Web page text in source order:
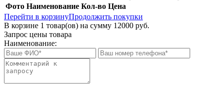
Фото Наименование Кол-во Цена
Перейти в корзинуПродолжить покупки
В корзине 1 товар(ов) на сумму 12000 руб.
Запрос цены товара
Наименование: